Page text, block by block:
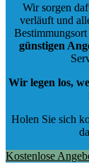
Wir sorgen
verläuft und
günstigen
Wir legen los,
Holen Sie sich
Kostenlose